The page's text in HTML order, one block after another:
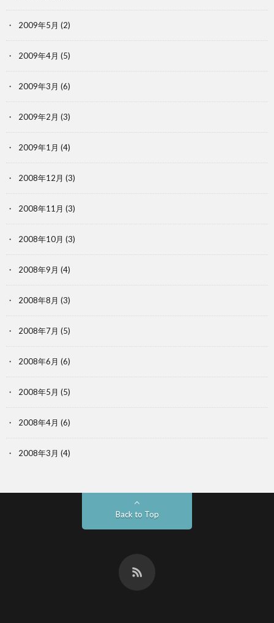
2009年5月 (2)
2009年4月 (5)
2009年3月 (6)
2009年2月 (3)
2009年1月 (4)
2008年12月 (3)
2008年11月 (3)
2008年10月 (3)
2008年9月 (4)
2008年8月 (3)
2008年7月 (5)
2008年6月 (6)
2008年5月 (5)
2008年4月 (6)
2008年3月 (4)
Back to Top